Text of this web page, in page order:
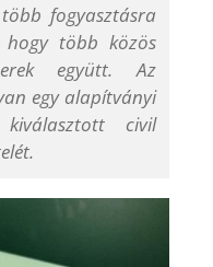
fogyasztásra
hogy több közös
együtt. Az
egy alapítványi
civil